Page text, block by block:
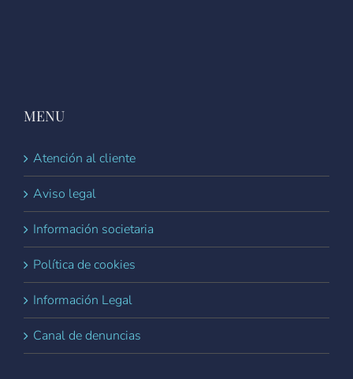
MENU
Atención al cliente
Aviso legal
Información societaria
Política de cookies
Información Legal
Canal de denuncias